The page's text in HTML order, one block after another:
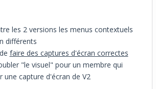
les 2 versions les menus contextuels
différents
faire des captures d'écran correctes
"le visuel" pour un membre qui
une capture d'écran de V2